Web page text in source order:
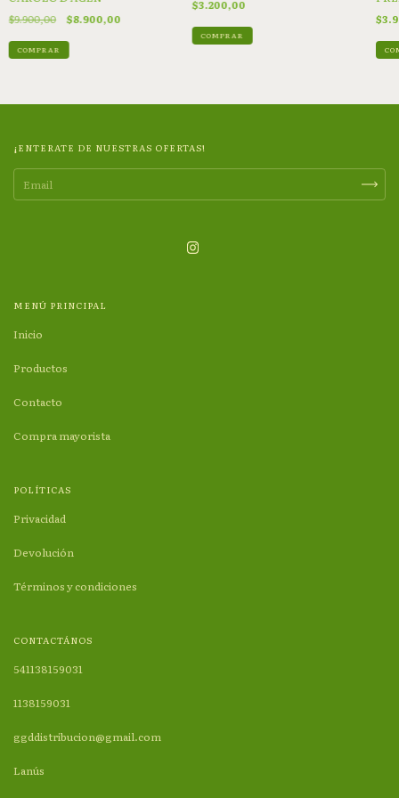
$9.900,00 $8.900,00
COMPRAR
$3.200,00
COMPRAR
¡ENTERATE DE NUESTRAS OFERTAS!
MENÚ PRINCIPAL
Inicio
Productos
Contacto
Compra mayorista
POLÍTICAS
Privacidad
Devolución
Términos y condiciones
CONTACTÁNOS
541138159031
1138159031
ggddistribucion@gmail.com
Lanús